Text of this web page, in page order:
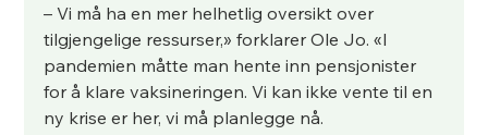
– Vi må ha en mer helhetlig oversikt over
tilgjengelige ressurser,» forklarer Ole Jo. «I
pandemien måtte man hente inn pensjonister
for å klare vaksineringen. Vi kan ikke vente til en
ny krise er her, vi må planlegge nå.